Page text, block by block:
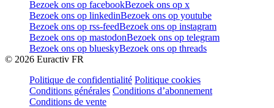
Bezoek ons op facebookBezoek ons op x
Bezoek ons op linkedinBezoek ons op youtube
Bezoek ons op rss-feedBezoek ons op instagram
Bezoek ons op mastodonBezoek ons op telegram
Bezoek ons op blueskyBezoek ons op threads
© 2026 Euractiv FR
Politique de confidentialité Politique cookies
Conditions générales Conditions d’abonnement
Conditions de vente